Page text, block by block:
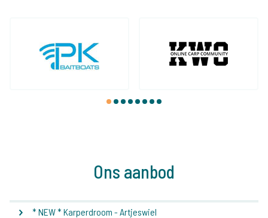
1 2 3 4 5 6 7 8
Ons aanbod
* NEW * Karperdroom - Artjeswiel